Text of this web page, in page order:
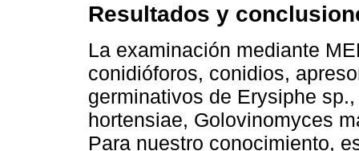
Resultados y
La examinación mediante
conidióforos, conidios,
germinativos de Erysiphe
hortensiae, Golovinomyces
Para nuestro conocimiento,